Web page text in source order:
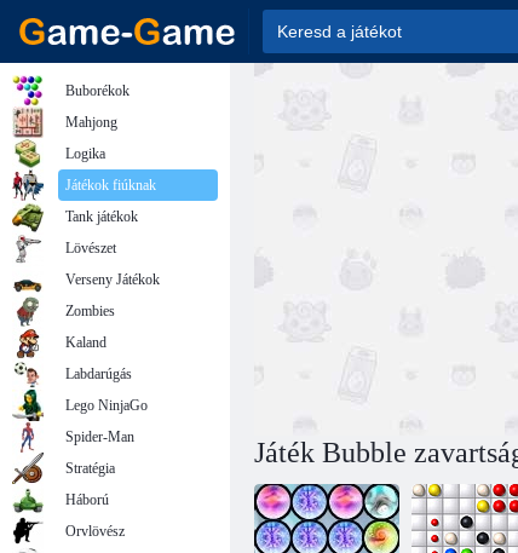
Játék Bubble
Buborékok
Mahjong
Logika
Játékok fiúknak
Tank játékok
Lövészet
Verseny Játékok
Zombies
Kaland
Labdarúgás
Lego NinjaGo
Spider-Man
Stratégia
Háború
Orvlövész